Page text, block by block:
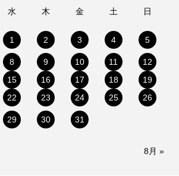
水 木 金 土 日
1 2 3 4 5
8 9 10 11
12
15 16 17 18
19
22 23 24 25 26
29 30 31
8月 »